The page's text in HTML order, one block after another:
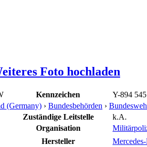
Foto hochladen
Kennzeichen
Y-894 545
(Germany) › Bundesbehörden ›
Zuständige Leitstelle
k.A.
Organisation
Hersteller